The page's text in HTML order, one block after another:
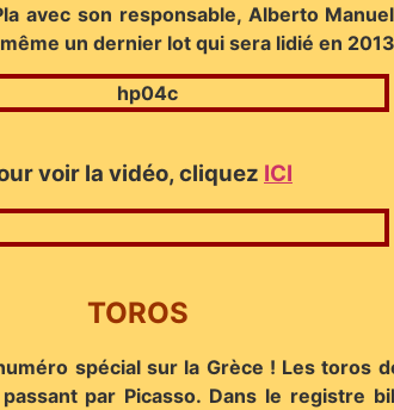
avec son responsable, Alberto
un dernier lot qui sera lidié en
voir la vidéo, cliquez ICI
TOROS
spécial sur la Grèce ! Les toros
par Picasso. Dans le registre